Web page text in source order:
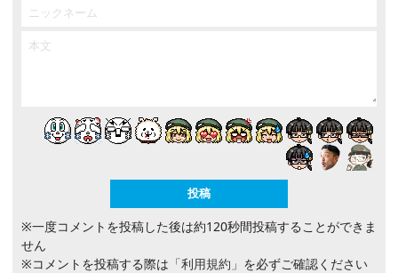
※一度コメントを投稿した後は約120秒間投稿することができま
せん
※コメントを投稿する際は 「利用規約」 を必ずご確認ください